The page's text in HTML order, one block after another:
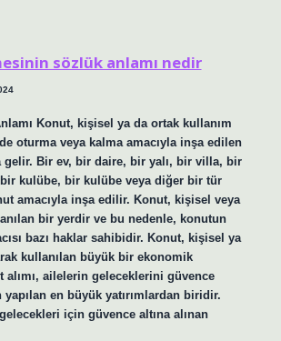
sözlük anlamı nedir
Konut, kişisel ya da ortak kullanım
oturma veya kalma amacıyla inşa edilen
gelir. Bir ev, bir daire, bir yalı, bir villa, bir
kulübe, bir kulübe veya diğer bir tür
amacıyla inşa edilir. Konut, kişisel veya
bir yerdir ve bu nedenle, konutun
bazı haklar sahibidir. Konut, kişisel ya
kullanılan büyük bir ekonomik
alımı, ailelerin geleceklerini güvence
yapılan en büyük yatırımlardan biridir.
için güvence altına alınan